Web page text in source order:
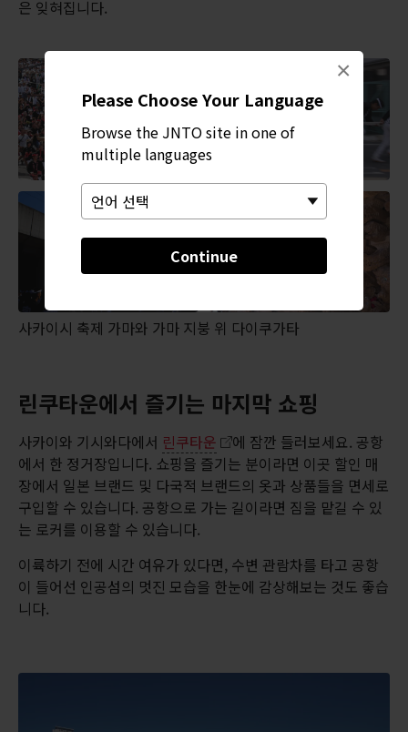
Please Choose Your Language
Browse the JNTO site in one of
multiple languages
Continue
×
은 잊혀집니다.
사카이시 축제 가마와 가마 지붕 위 다이쿠가타
린쿠타운에서 즐기는 마지막 쇼핑
사카이와 기시와다에서 린쿠타운
에 잠깐 들러보세요. 공항
에서 한 정거장입니다. 쇼핑을 즐기는 분이라면 이곳 할인 매
장에서 일본 브랜드 및 다국적 브랜드의 옷과 상품들을 면세로
구입할 수 있습니다. 공항으로 가는 길이라면 짐을 맡길 수 있
는 로커를 이용할 수 있습니다.
이륙하기 전에 시간 여유가 있다면, 수변 관람차를 타고 공항
이 들어선 인공섬의 멋진 모습을 한눈에 감상해보는 것도 좋습
니다.